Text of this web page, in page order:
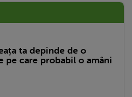
ta depinde de o
pe care probabil o amâni